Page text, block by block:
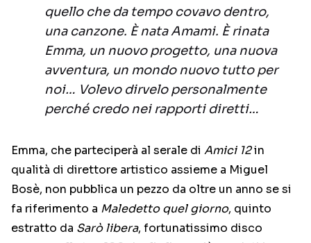
quello che da tempo covavo dentro,
una canzone. È nata Amami. È rinata
Emma, un nuovo progetto, una nuova
avventura, un mondo nuovo tutto per
noi… Volevo dirvelo personalmente
perché credo nei rapporti diretti…
Emma, che parteciperà al serale di Amici 12in
qualità di direttore artistico assieme a Miguel
Bosè, non pubblica un pezzo da oltre un anno se si
fa riferimento a Maledetto quel giorno, quinto
estratto da Sarò libera, fortunatissimo disco